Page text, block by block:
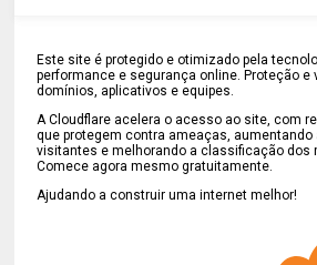
Este site é protegido e otimizado pela
performance e segurança online. Proteção e
domínios, aplicativos e equipes.
A Cloudflare acelera o acesso ao site, com
que protegem contra ameaças, aumentando
visitantes e melhorando a classificação dos
Comece agora mesmo gratuitamente.
Ajudando a construir uma internet melhor!